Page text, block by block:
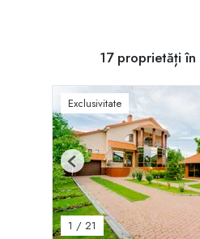
17 proprietăți
Exclusivitate
1 / 21
Previous